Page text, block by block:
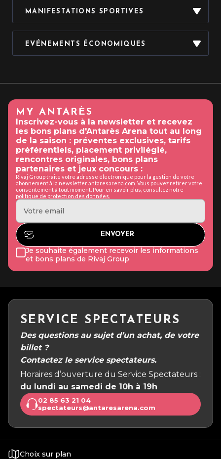
VARIÉTÉS
HUMOUR, IMITATIONS ET
THÉÂTRE :
MANIFESTATIONS SPORTIVES
MATCHS, COMPÉTITIONS
Sports de tapis et arts martiaux :
GYMNASTIQUE, DANSE
EVÉNEMENTS ÉCONOMIQUES
CONVENTIONS, CONGRÈS,
ASSEMBLÉES GÉNÉRALES,
SOIRÉES DE GALA ET
LANCEMENTS DE
NOUVEAUX PRODUITS:
RÉUNIONS, SÉMINAIRES,
CONCOURS :
MY ANTARÈS
Inscrivez-vous à la newsletter et recevez
les bons plans d'Antarès Arena tout au long
de la saison : préventes exclusives, tarifs
préférentiels, placement privilégié,
rencontres originales, bons plans
partenaires et jeux concours :
Rivaj Group traite votre adresse électronique pour la gestion de votre
abonnement à la newsletter antaresarena.com. Vous pouvez retirer votre
consentement à tout moment. Pour en savoir plus, consultez notre
politique de protection des données.
Je souhaite également recevoir les informations
et bons plans de Rivaj Group
SERVICE SPECTATEURS
Des questions au sujet d’un achat, de votre
billet ?
Contactez le service spectateurs.
Horaires d’ouverture du Service Spectateurs :
du lundi au samedi de 10h à 19h
02 85 63 21 04
spectateurs@antaresarena.com
Choix sur plan